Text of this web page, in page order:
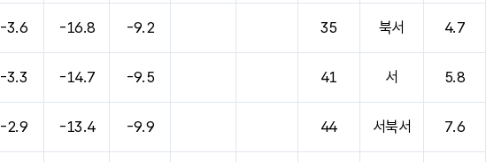
-3.6 -16.8 -9.2 35 북서 4.7
-3.3 -14.7 -9.5 41 서 5.8
-2.9 -13.4 -9.9 44 서북서 7.6